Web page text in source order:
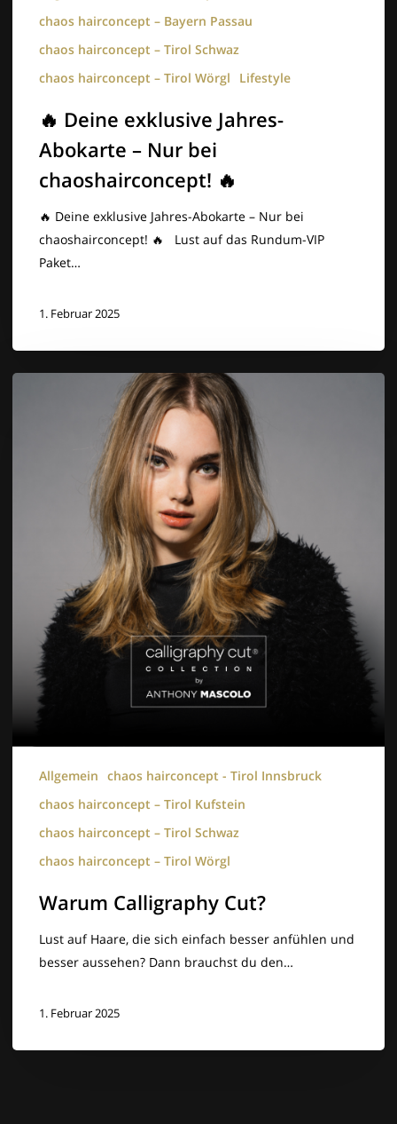
chaos hairconcept – Bayern Passau
chaos hairconcept – Tirol Schwaz
chaos hairconcept – Tirol Wörgl
Lifestyle
🔥 Deine exklusive Jahres-
Abokarte – Nur bei
chaoshairconcept! 🔥
🔥 Deine exklusive Jahres-Abokarte – Nur bei
chaoshairconcept! 🔥 Lust auf das Rundum-VIP
Paket…
1. Februar 2025
Allgemein chaos hairconcept - Tirol Innsbruck
chaos hairconcept – Tirol Kufstein
chaos hairconcept – Tirol Schwaz
chaos hairconcept – Tirol Wörgl
Warum Calligraphy Cut?
Lust auf Haare, die sich einfach besser anfühlen und
besser aussehen? Dann brauchst du den…
1. Februar 2025